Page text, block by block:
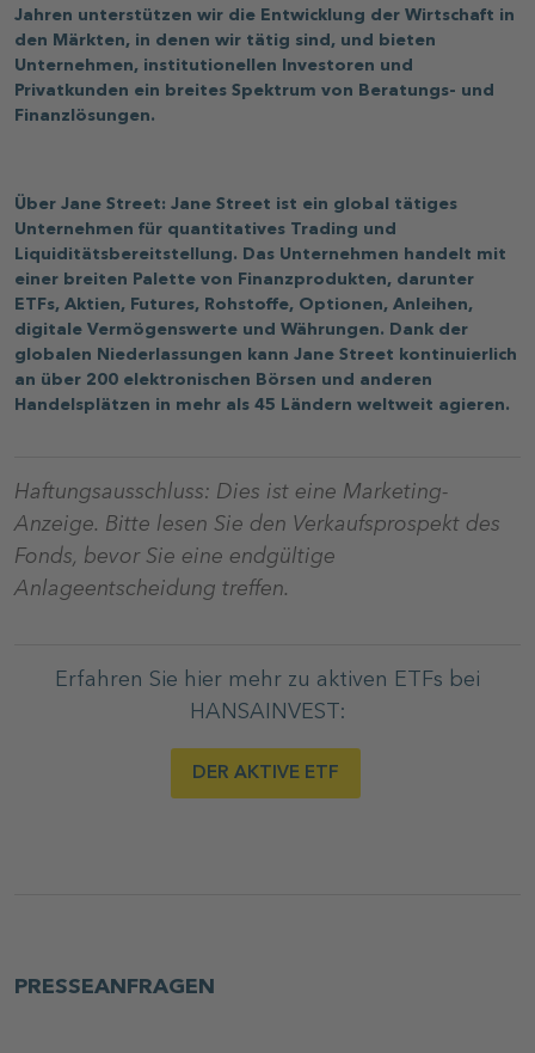
Jahren unterstützen wir die Entwicklung der Wirtschaft in
den Märkten, in denen wir tätig sind, und bieten
Unternehmen, institutionellen Investoren und
Privatkunden ein breites Spektrum von Beratungs- und
Finanzlösungen.
Über Jane Street: Jane Street ist ein global tätiges
Unternehmen für quantitatives Trading und
Liquiditätsbereitstellung. Das Unternehmen handelt mit
einer breiten Palette von Finanzprodukten, darunter
ETFs, Aktien, Futures, Rohstoffe, Optionen, Anleihen,
digitale Vermögenswerte und Währungen. Dank der
globalen Niederlassungen kann Jane Street kontinuierlich
an über 200 elektronischen Börsen und anderen
Handelsplätzen in mehr als 45 Ländern weltweit agieren.
Haftungsausschluss: Dies ist eine Marketing-
Anzeige. Bitte lesen Sie den Verkaufsprospekt des
Fonds, bevor Sie eine endgültige
Anlageentscheidung treffen.
Erfahren Sie hier mehr zu aktiven ETFs bei
HANSAINVEST:
DER AKTIVE ETF
PRESSEANFRAGEN